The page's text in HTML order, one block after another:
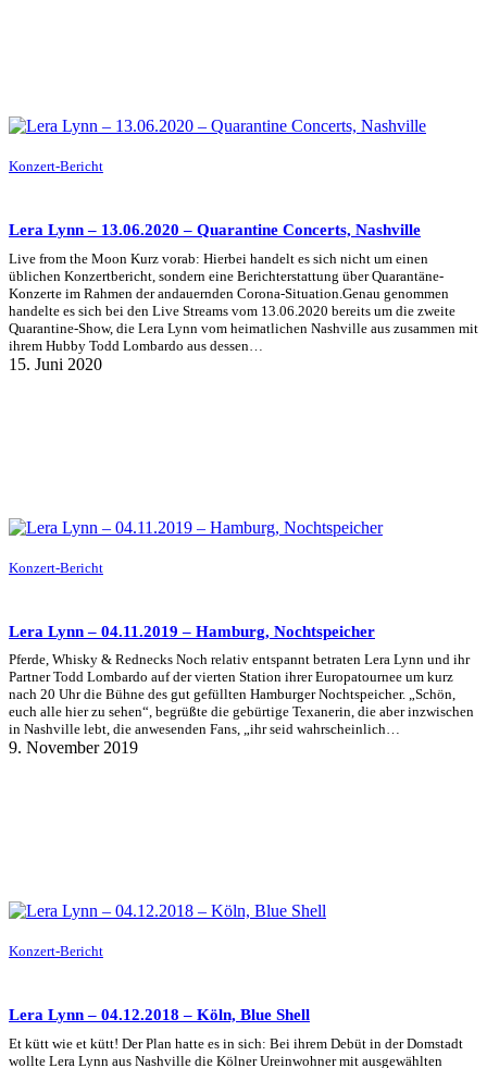
Konzert-Bericht
Lera Lynn – 13.06.2020 – Quarantine Concerts, Nashville
Live from the Moon Kurz vorab: Hierbei handelt es sich nicht um einen
üblichen Konzertbericht, sondern eine Berichterstattung über Quarantäne-
Konzerte im Rahmen der andauernden Corona-Situation.Genau genommen
handelte es sich bei den Live Streams vom 13.06.2020 bereits um die zweite
Quarantine-Show, die Lera Lynn vom heimatlichen Nashville aus zusammen mit
ihrem Hubby Todd Lombardo aus dessen…
15. Juni 2020
Konzert-Bericht
Lera Lynn – 04.11.2019 – Hamburg, Nochtspeicher
Pferde, Whisky & Rednecks Noch relativ entspannt betraten Lera Lynn und ihr
Partner Todd Lombardo auf der vierten Station ihrer Europatournee um kurz
nach 20 Uhr die Bühne des gut gefüllten Hamburger Nochtspeicher. „Schön,
euch alle hier zu sehen“, begrüßte die gebürtige Texanerin, die aber inzwischen
in Nashville lebt, die anwesenden Fans, „ihr seid wahrscheinlich…
9. November 2019
Konzert-Bericht
Lera Lynn – 04.12.2018 – Köln, Blue Shell
Et kütt wie et kütt! Der Plan hatte es in sich: Bei ihrem Debüt in der Domstadt
wollte Lera Lynn aus Nashville die Kölner Ureinwohner mit ausgewählten